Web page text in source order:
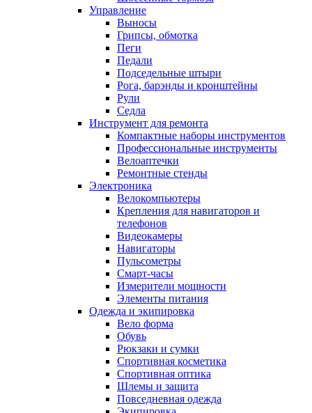
Управление
Выносы
Грипсы, обмотка
Пеги
Педали
Подседельные штыри
Рога, барэнды и кронштейны
Рули
Седла
Инструмент для ремонта
Компактные наборы инструментов
Профессиональные инструменты
Велоаптечки
Ремонтные стенды
Электроника
Велокомпьютеры
Крепления для навигаторов и
телефонов
Видеокамеры
Навигаторы
Пульсометры
Смарт-часы
Измерители мощности
Элементы питания
Одежда и экипировка
Вело форма
Обувь
Рюкзаки и сумки
Спортивная косметика
Спортивная оптика
Шлемы и защита
Повседневная одежда